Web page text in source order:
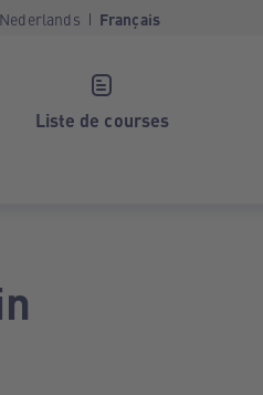
Nederlands Français
Liste de courses